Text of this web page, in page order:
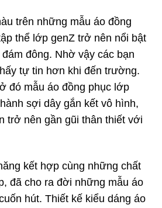
trên những mẫu áo đồng
thể lớp genZ trở nên nổi bật
đông. Nhờ vậy các bạn
tự tin hơn khi đến trường.
đó mẫu áo đồng phục lớp
sợi dây gắn kết vô hình,
trở nên gần gũi thân thiết với
kết hợp cùng những chất
đã cho ra đời những mẫu áo
hút. Thiết kế kiểu dáng áo